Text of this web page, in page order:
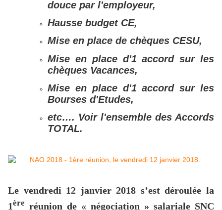
douce par l'employeur,
Hausse budget CE,
Mise en place de chèques CESU,
Mise en place d'1 accord sur les
chèques Vacances,
Mise en place d'1 accord sur les
Bourses d'Etudes,
etc…. Voir l'ensemble des Accords
TOTAL.
Le vendredi 12 janvier 2018 s’est déroulée la
1ère réunion de « négociation » salariale SNC